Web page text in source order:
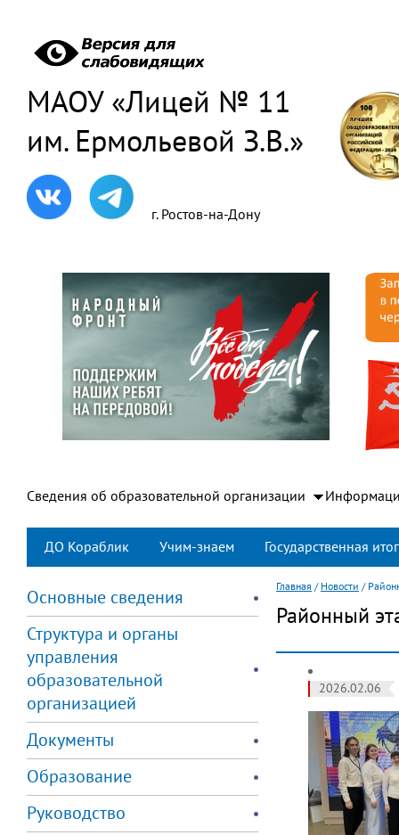
МАОУ «Лицей № 11
им. Ермольевой З.В.»
г. Ростов-на-Дону
Сведения об образовательной организации
ДО Кораблик Учим-знаем Государственная
Основные сведения
Структура и органы
управления
образовательной
организацией
Документы
Образование
Руководство
Главная / Новости /
Районный
2026.02.06